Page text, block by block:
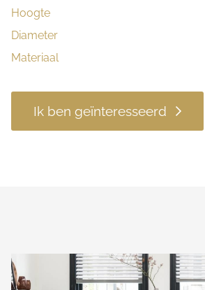
Hoogte
Diameter
Materiaal
Ik ben geïnteresseerd